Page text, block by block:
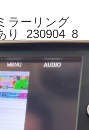
ラーリング
_230904_8